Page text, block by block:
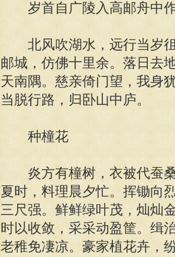
岁首自广陵入高邮舟中
北风吹湖水，远行当岁徂
邮城，仿佛十里余。落日去
天南隅。慈亲倚门望，我身
当脱行路，归卧山中庐。
种橦花
炎方有橦树，衣被代蚕桑
夏时，料理晨夕忙。挥锄向
三尺强。鲜鲜绿叶茂，灿灿
时以收敛，采采动盈筐。缉
老稚免凄凉。豪家植花卉，